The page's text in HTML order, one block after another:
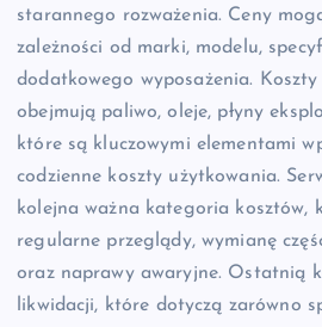
starannego rozważenia. Ceny
zależności od marki, modelu,
dodatkowego wyposażenia.
obejmują paliwo, oleje, płyny
które są kluczowymi elementami
codzienne koszty użytkowania.
kolejna ważna kategoria kosztów,
regularne przeglądy, wymianę
oraz naprawy awaryjne. Ostatnią
likwidacji, które dotyczą zarówno